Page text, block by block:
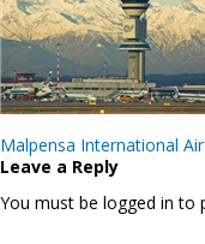
Post
navigation
Malpensa International
Leave a Reply
You must be logged in to